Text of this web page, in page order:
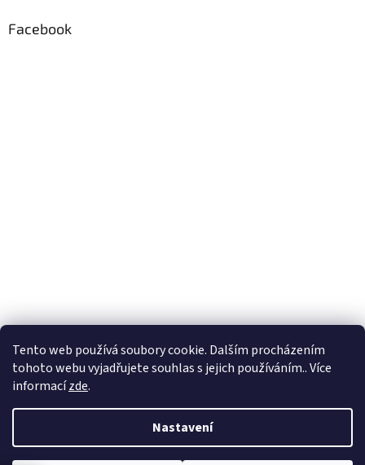
Tento web používá soubory cookie. Dalším procházením
tohoto webu vyjadřujete souhlas s jejich používáním.. Více
informacízde.
Nastavení
Facebook
Vytvořil Shoptet